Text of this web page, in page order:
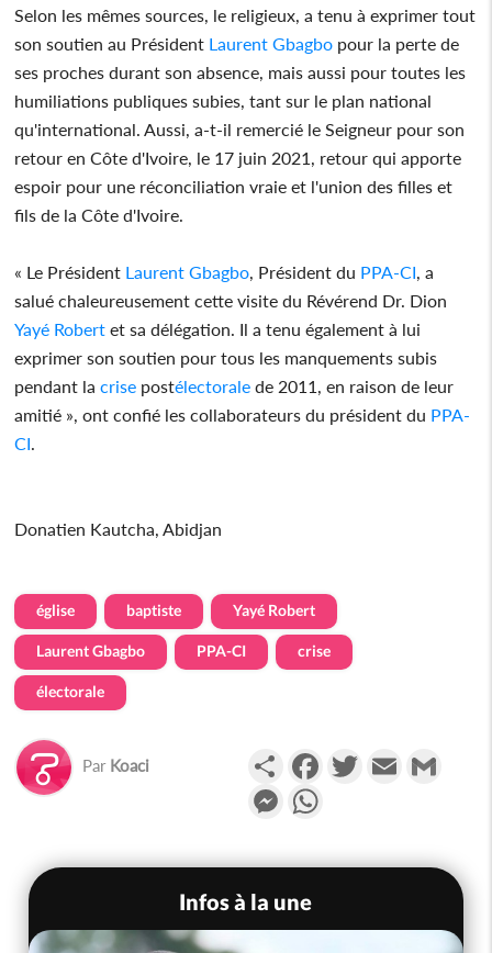
Selon les mêmes sources, le religieux, a tenu à exprimer tout
son soutien au Président Laurent Gbagbo pour la perte de
ses proches durant son absence, mais aussi pour toutes les
humiliations publiques subies, tant sur le plan national
qu'international. Aussi, a-t-il remercié le Seigneur pour son
retour en Côte d'Ivoire, le 17 juin 2021, retour qui apporte
espoir pour une réconciliation vraie et l'union des filles et
fils de la Côte d'Ivoire.
« Le Président Laurent Gbagbo , Président du PPA-CI , a
salué chaleureusement cette visite du Révérend Dr. Dion
Yayé Robert et sa délégation. Il a tenu également à lui
exprimer son soutien pour tous les manquements subis
pendant lacrise postélectorale de 2011, en raison de leur
amitié », ont confié les collaborateurs du président du PPA-
CI
Donatien Kautcha, Abidjan
église baptiste Yayé Robert
Laurent Gbagbo PPA-CI crise
électorale
Par Koaci PartagerFacebookTwitterEmail
Messenger
Infos à la une